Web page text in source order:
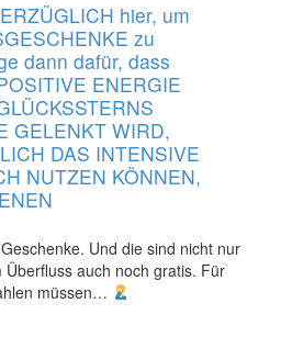
hier, um
zu
dann dafür, dass
ENERGIE
GELENKT WIRD,
DAS INTENSIVE
NUTZEN KÖNNEN,
Und die sind nicht nur
auch noch gratis. Für
müssen…